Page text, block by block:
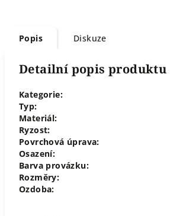
Popis Diskuze
Detailní popis produktu
Kategorie:
Typ:
Materiál:
Ryzost:
Povrchová úprava:
Osazení:
Barva provázku:
Rozměry:
Ozdoba: